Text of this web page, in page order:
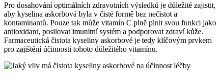
Pro dosahování optimálních zdravotních výsledků je důležité zajistit,
aby kyselina askorbová byla v čisté formě bez nečistot a
kontaminantů. Pouze tak může vitamín C plně plnit svou funkci jako
antioxidant, posilovat imunitní systém a podporovat zdraví kůže.
Farmaceutická čistota kyseliny askorbové je tedy klíčovým prvkem
pro zajištění účinnosti tohoto důležitého vitamínu.